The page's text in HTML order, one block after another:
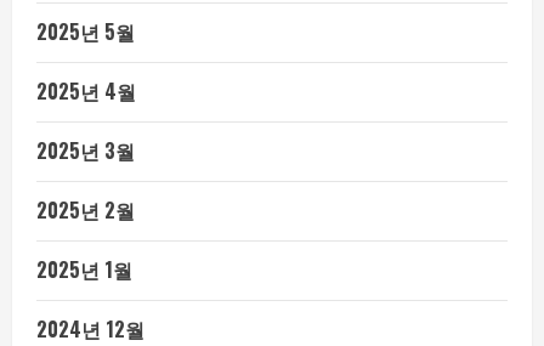
2025년 5월
2025년 4월
2025년 3월
2025년 2월
2025년 1월
2024년 12월